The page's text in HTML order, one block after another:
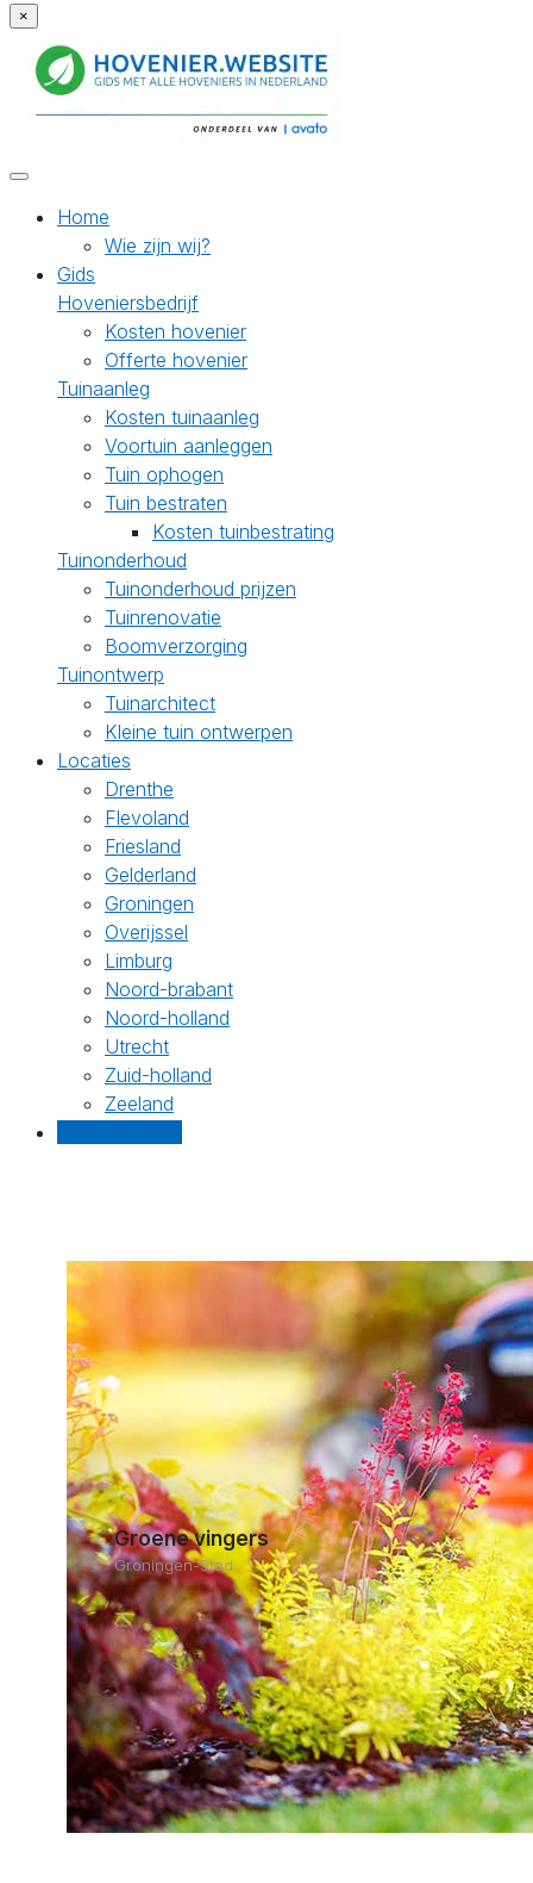
×
Home
Wie zijn wij?
Gids
Hoveniersbedrijf
Kosten hovenier
Offerte hovenier
Tuinaanleg
Kosten tuinaanleg
Voortuin aanleggen
Tuin ophogen
Tuin bestraten
Kosten tuinbestrating
Tuinonderhoud
Tuinonderhoud prijzen
Tuinrenovatie
Boomverzorging
Tuinontwerp
Tuinarchitect
Kleine tuin ontwerpen
Locaties
Drenthe
Flevoland
Friesland
Gelderland
Groningen
Overijssel
Limburg
Noord-brabant
Noord-holland
Utrecht
Zuid-holland
Zeeland
Groene vingers
Groningen-Stad